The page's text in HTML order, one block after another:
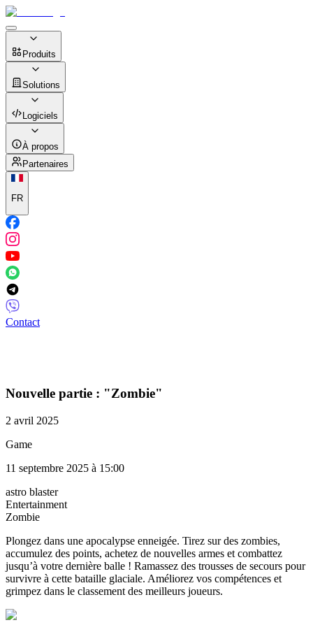
Produits
Solutions
Logiciels
À propos
Partenaires
FR
Contact
Nouvelle partie : "Zombie"
2 avril 2025
Game
11 septembre 2025 à 15:00
astro blaster
Entertainment
Zombie
Plongez dans une apocalypse enneigée. Tirez sur des zombies,
accumulez des points, achetez de nouvelles armes et combattez
jusqu’à votre dernière balle ! Ramassez des trousses de secours pour
survivre à cette bataille glaciale. Améliorez vos compétences et
grimpez dans le classement des meilleurs joueurs.